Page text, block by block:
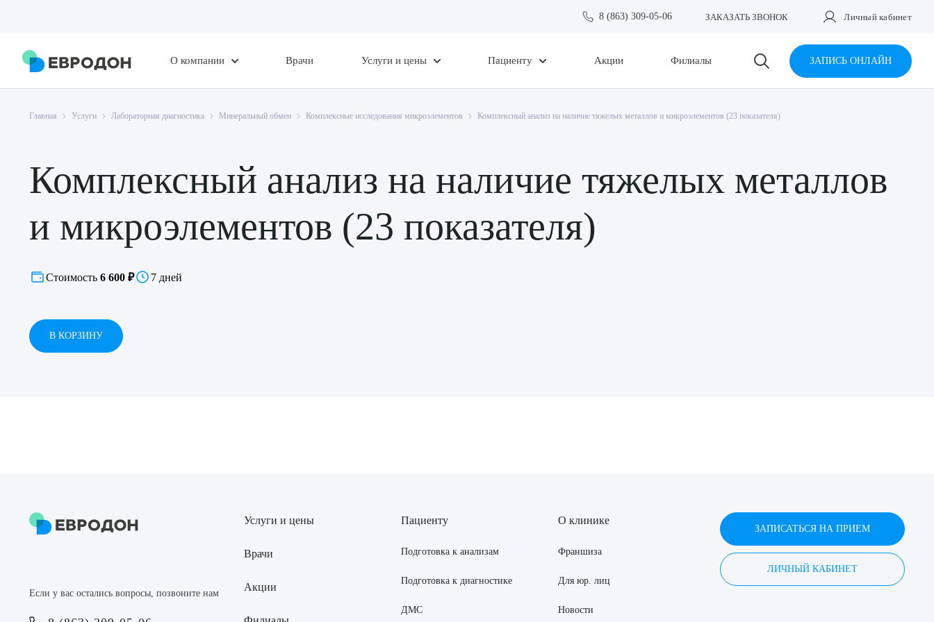
8 (863) 309-05-06 ЗАКАЗАТЬ ЗВОНОК Личный кабинет
О компании Врачи Услуги и цены Пациенту Акции Филиалы ЗАПИСЬ ОНЛАЙН
Главная Услуги Лабораторная диагностика Минеральный обмен Комплексные исследования микроэлементов Комплексный анализ на наличие тяжелых металлов и микроэлементов (23 показателя)
Комплексный анализ на наличие тяжелых металлов
и микроэлементов (23 показателя)
Стоимость 6 600 ₽ 7 дней
В КОРЗИНУ
Если у вас остались вопросы, позвоните нам
Услуги и цены
Врачи
Акции
Пациенту
Подготовка к анализам
Подготовка к диагностике
ДМС
О клинике
Франшиза
Для юр. лиц
Новости
ЗАПИСАТЬСЯ НА ПРИЕМ
ЛИЧНЫЙ КАБИНЕТ